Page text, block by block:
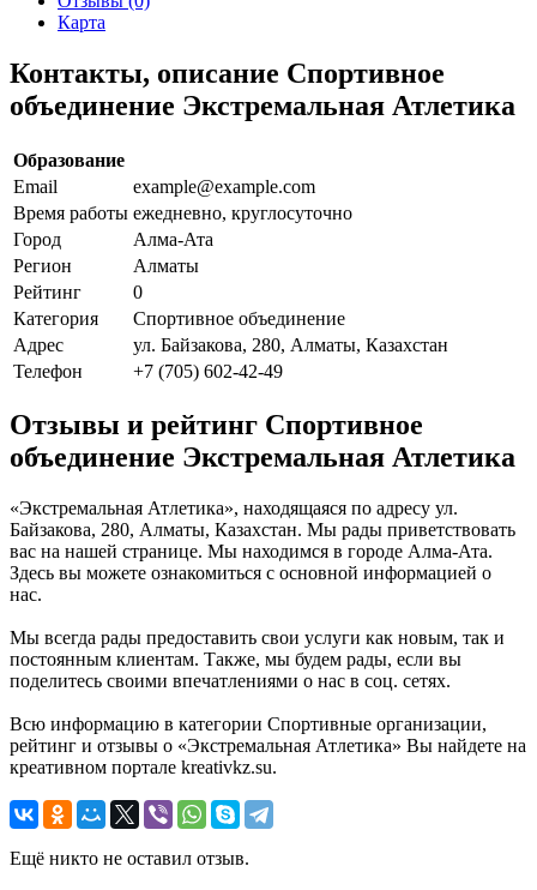
Карта
Контакты, описание Спортивное
объединение Экстремальная Атлетика
Образование
Email
example@example.com
Время работы ежедневно, круглосуточно
Город
Алма-Ата
Регион
Алматы
Рейтинг
0
Категория
Спортивное объединение
Адрес
ул. Байзакова, 280, Алматы, Казахстан
Телефон
+7 (705) 602-42-49
Отзывы и рейтинг Спортивное
объединение Экстремальная Атлетика
«Экстремальная Атлетика», находящаяся по адресу ул.
Байзакова, 280, Алматы, Казахстан. Мы рады приветствовать
вас на нашей странице. Мы находимся в городе Алма-Ата.
Здесь вы можете ознакомиться с основной информацией о
нас.
Мы всегда рады предоставить свои услуги как новым, так и
постоянным клиентам. Также, мы будем рады, если вы
поделитесь своими впечатлениями о нас в соц. сетях.
Всю информацию в категории Спортивные организации,
рейтинг и отзывы о «Экстремальная Атлетика» Вы найдете на
креативном портале kreativkz.su.
Ещё никто не оставил отзыв.